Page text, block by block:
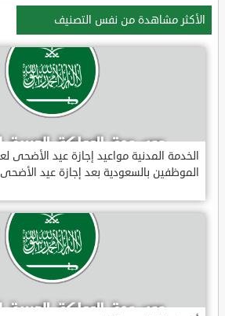
الأكثر مشاهدة من نفس التصنيف
الموظفين بالسعودية بعد إجازة عيد الأضحى 1443